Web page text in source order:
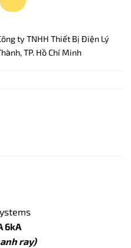
ty TNHH Thiết Bị Điện Lý
TP. Hồ Chí Minh
6kA
ray)